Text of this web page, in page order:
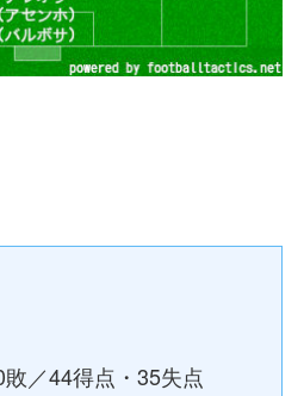
／44得点・35失点